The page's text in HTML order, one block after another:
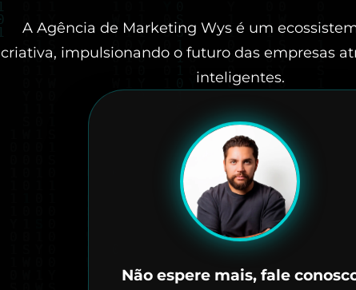
A Agência de Marketing Wys é um
criativa, impulsionando o futuro das empresas
inteligentes.
Não espere mais, fale